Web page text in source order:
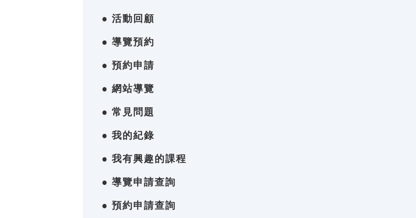
● 活動回顧
● 導覽預約
● 預約申請
● 網站導覽
● 常見問題
● 我的紀錄
● 我有興趣的課程
● 導覽申請查詢
● 預約申請查詢